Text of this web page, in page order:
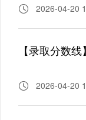
2026-04-20
【录取分数
2026-04-20